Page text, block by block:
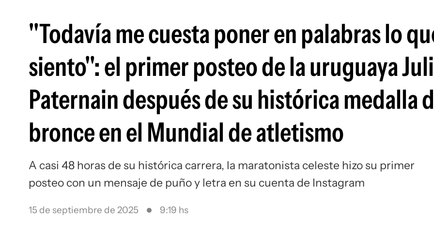
"Todavía me cuesta poner en palabras lo
siento": el primer posteo de la uruguaya
Paternain después de su histórica medalla
bronce en el Mundial de atletismo
A casi 48 horas de su histórica carrera, la maratonista celeste hizo su primer
posteo con un mensaje de puño y letra en su cuenta de Instagram
15 de septiembre de 2025 9:19 hs